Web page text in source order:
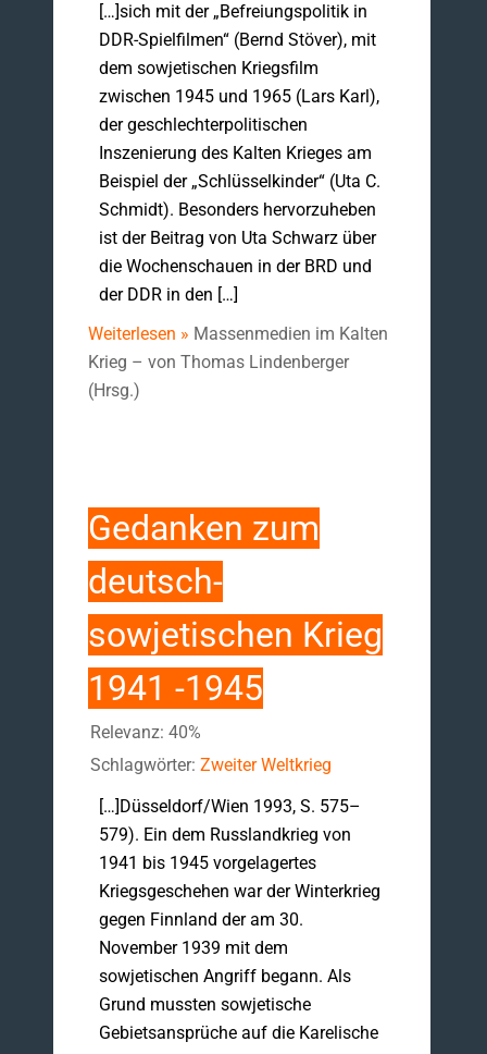
[…]sich mit der „Befreiungspolitik in
DDR-Spielfilmen“ (Bernd Stöver), mit
dem sowjetischen Kriegsfilm
zwischen 1945 und 1965 (Lars Karl),
der geschlechterpolitischen
Inszenierung des Kalten Krieges am
Beispiel der „Schlüsselkinder“ (Uta C.
Schmidt). Besonders hervorzuheben
ist der Beitrag von Uta Schwarz über
die Wochenschauen in der BRD und
der DDR in den […]
Weiterlesen » Massenmedien im Kalten
Krieg – von Thomas Lindenberger
(Hrsg.)
Gedanken zum
deutsch-
sowjetischen Krieg
1941 -1945
Relevanz: 40%
Schlagwörter: Zweiter Weltkrieg
[…]Düsseldorf/Wien 1993, S. 575–
579). Ein dem Russlandkrieg von
1941 bis 1945 vorgelagertes
Kriegsgeschehen war der Winterkrieg
gegen Finnland der am 30.
November 1939 mit dem
sowjetischen Angriff begann. Als
Grund mussten sowjetische
Gebietsansprüche auf die Karelische